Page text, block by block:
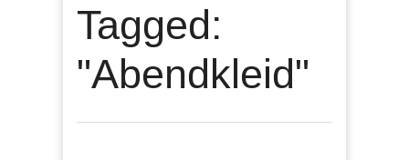
Tagged:
"Abendkleid"